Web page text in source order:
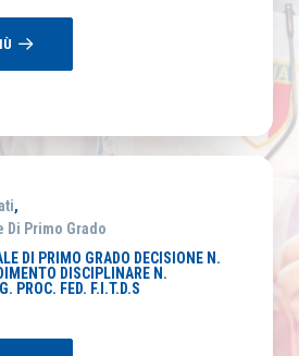
,
Primo Grado
DI PRIMO GRADO DECISIONE N.
DISCIPLINARE N.
PROC. FED. F.I.T.D.S